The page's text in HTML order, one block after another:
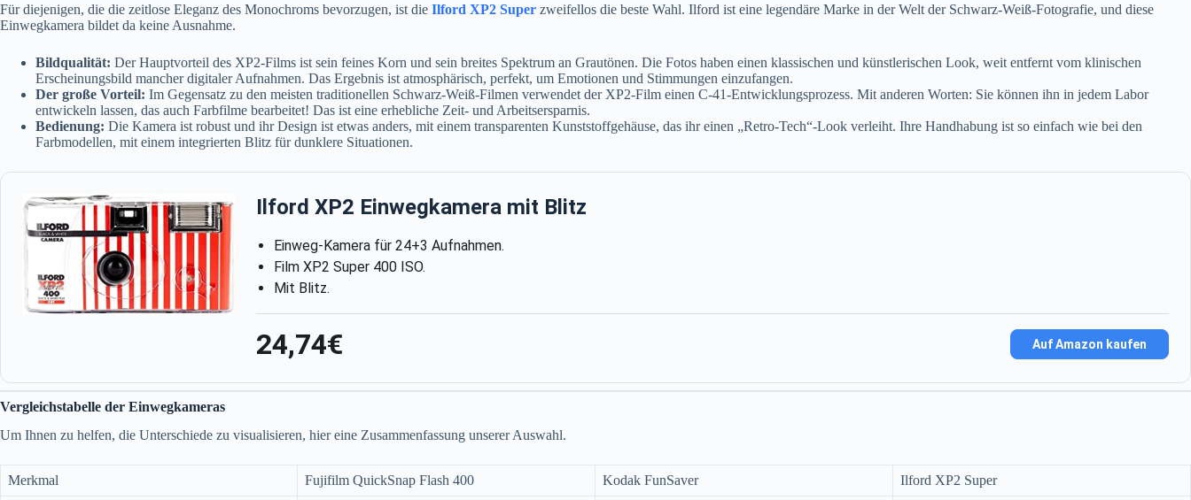
Für diejenigen, die die zeitlose Eleganz des Monochroms bevorzugen, ist die Ilford XP2 Super zweifellos die beste Wahl. Ilford ist eine legendäre Marke in der Welt der Schwarz-Weiß-Fotografie, und diese
Einwegkamera bildet da keine Ausnahme.
Bildqualität: Der Hauptvorteil des XP2-Films ist sein feines Korn und sein breites Spektrum an Grautönen. Die Fotos haben einen klassischen und künstlerischen Look, weit entfernt vom klinischen
Erscheinungsbild mancher digitaler Aufnahmen. Das Ergebnis ist atmosphärisch, perfekt, um Emotionen und Stimmungen einzufangen.
Der große Vorteil: Im Gegensatz zu den meisten traditionellen Schwarz-Weiß-Filmen verwendet der XP2-Film einen C-41-Entwicklungsprozess. Mit anderen Worten: Sie können ihn in jedem Labor
entwickeln lassen, das auch Farbfilme bearbeitet! Das ist eine erhebliche Zeit- und Arbeitsersparnis.
Bedienung: Die Kamera ist robust und ihr Design ist etwas anders, mit einem transparenten Kunststoffgehäuse, das ihr einen „Retro-Tech“-Look verleiht. Ihre Handhabung ist so einfach wie bei den
Farbmodellen, mit einem integrierten Blitz für dunklere Situationen.
Ilford XP2 Einwegkamera mit Blitz
Einweg-Kamera für 24+3 Aufnahmen.
Film XP2 Super 400 ISO.
Mit Blitz.
24,74€ Auf Amazon kaufen
Vergleichstabelle der Einwegkameras
Um Ihnen zu helfen, die Unterschiede zu visualisieren, hier eine Zusammenfassung unserer Auswahl.
Merkmal Fujifilm QuickSnap Flash 400 Kodak FunSaver Ilford XP2 Super